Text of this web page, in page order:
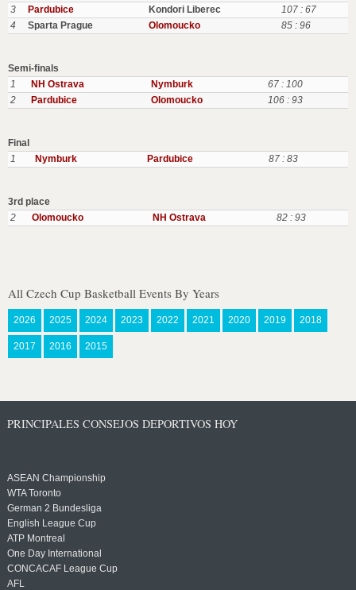
3
Pardubice Kondori Liberec
107 : 67
4
Sparta Prague Olomoucko 85 : 96
Semi-finals
1
NH Ostrava Nymburk
67 : 100
2
Pardubice Olomoucko 106 : 93
Final
1
Nymburk Pardubice 87 : 83
3rd place
2
Olomoucko NH Ostrava 82 : 93
All Czech Cup Basketball Events By Years
2026 2025 2024 2023 2022 2021 2020 2019 2018
2017 2016 2015
PRINCIPALES CONSEJOS DEPORTIVOS HOY
ASEAN Championship
WTA Toronto
German 2 Bundesliga
English League Cup
ATP Montreal
One Day International
CONCACAF League Cup
AFL